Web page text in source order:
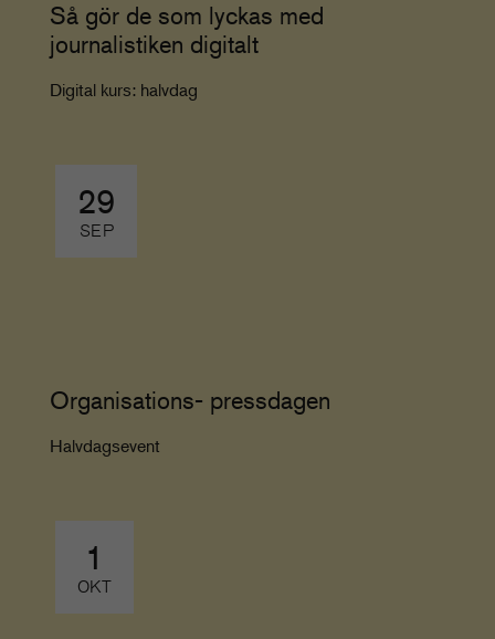
Så gör de som lyckas med
journalistiken digitalt
Digital kurs: halvdag
29
SEP
Organisations- pressdagen
Halvdagsevent
1
OKT